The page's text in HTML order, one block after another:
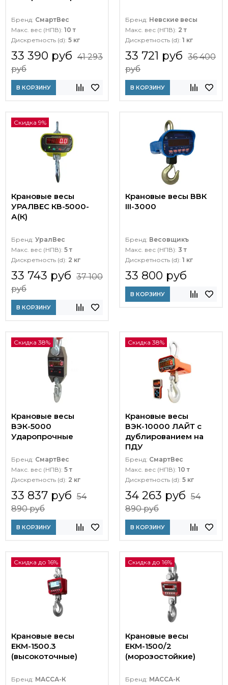
Бренд: СмартВес
Макс. вес (НПВ): 10 т
Дискретность (d): 5 кг
33 390 руб 41 293
руб
В КОРЗИНУ
Бренд: Невские весы
Макс. вес (НПВ): 2 т
Дискретность (d): 1 кг
33 721 руб 36 400
руб
В КОРЗИНУ
Скидка 9%
Крановые весы
УРАЛВЕС КВ-5000-
А(К)
Бренд: УралВес
Макс. вес (НПВ): 5 т
Дискретность (d): 2 кг
33 743 руб 37 100
руб
В КОРЗИНУ
Крановые весы ВВК
III-3000
Бренд: Весовщикъ
Макс. вес (НПВ): 3 т
Дискретность (d): 1 кг
33 800 руб
В КОРЗИНУ
Скидка 38%
Крановые весы
ВЭК-5000
Ударопрочные
Бренд: СмартВес
Макс. вес (НПВ): 5 т
Дискретность (d): 2 кг
33 837 руб 54
890 руб
В КОРЗИНУ
Скидка 38%
Крановые весы
ВЭК-10000 ЛАЙТ c
дублированием на
ПДУ
Бренд: СмартВес
Макс. вес (НПВ): 10 т
Дискретность (d): 5 кг
34 263 руб 54
890 руб
В КОРЗИНУ
Скидка до 16%
Крановые весы
ЕКМ-1500.3
(высокоточные)
Бренд: МАССА-К
Скидка до 16%
Крановые весы
ЕКМ-1500/2
(морозостойкие)
Бренд: МАССА-К